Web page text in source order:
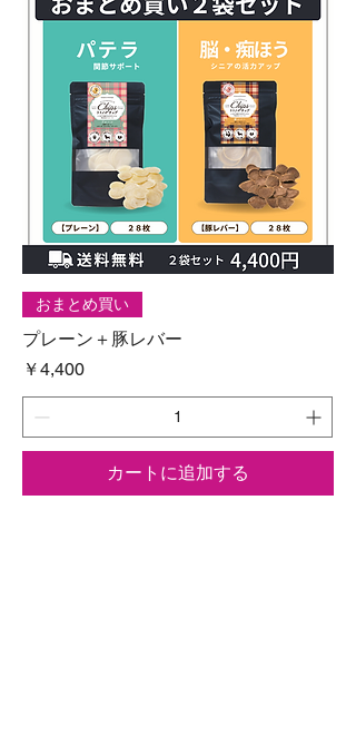
おまとめ買い
プレーン＋豚レバー
価格
￥4,400
カートに追加する